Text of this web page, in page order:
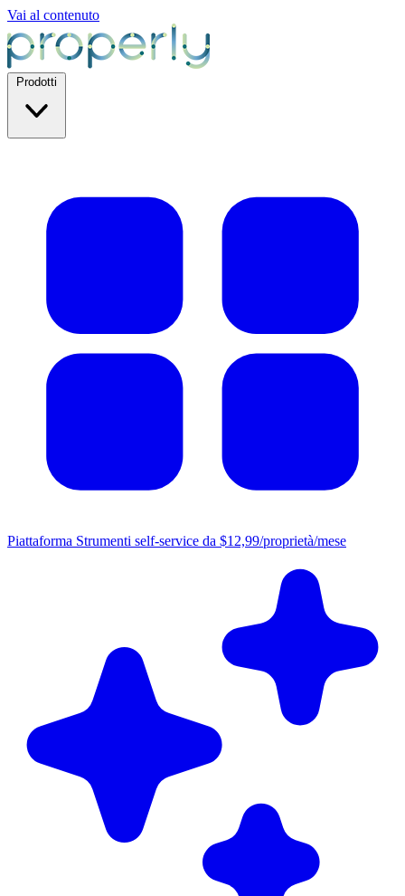
Vai al contenuto
Piattaforma Strumenti self-service da $12,99/proprietà/mese